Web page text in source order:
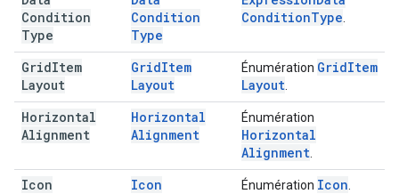
Condition
Type
Condition
Type
ConditionType
GridItem
Layout
GridItem
Layout
Énumération GridItem
Layout
Horizontal
Alignment
Horizontal
Alignment
Énumération
Horizontal
Alignment
Icon Icon Énumération Icon